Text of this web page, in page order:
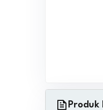
Produk